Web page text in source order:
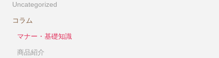
Uncategorized
コラム
マナー・基礎知識
商品紹介